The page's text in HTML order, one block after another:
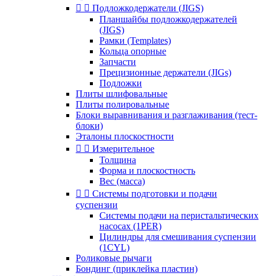
  Подложкодержатели (JIGS)
Планшайбы подложкодержателей
(JIGS)
Рамки (Templates)
Кольца опорные
Запчасти
Прецизионные держатели (JIGs)
Подложки
Плиты шлифовальные
Плиты полировальные
Блоки выравнивания и разглаживания (тест-
блоки)
Эталоны плоскостности
  Измерительное
Толщина
Форма и плоскостность
Вес (масса)
  Системы подготовки и подачи
суспензии
Системы подачи на перистальтических
насосах (1PER)
Цилиндры для смешивания суспензии
(1CYL)
Роликовые рычаги
Бондинг (приклейка пластин)